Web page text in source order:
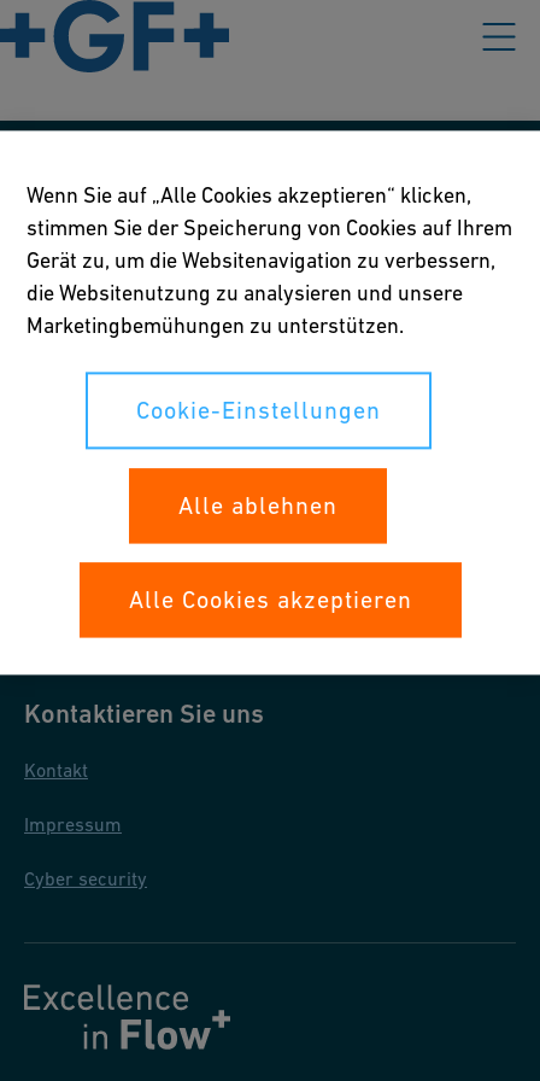
Nutzungsbedingungen
Richtlinie betreffend Online-Datenschutz und Cookies
Cookie-Einstellungen
Ihre Rechte
Allgemeine Einkaufsbedingungen
Kontaktieren Sie uns
Kontakt
Impressum
Cyber security
Wenn Sie auf „Alle Cookies akzeptieren“ klicken,
stimmen Sie der Speicherung von Cookies auf Ihrem
Gerät zu, um die Websitenavigation zu verbessern,
die Websitenutzung zu analysieren und unsere
Marketingbemühungen zu unterstützen.
Cookie-Einstellungen
Alle ablehnen
Alle Cookies akzeptieren